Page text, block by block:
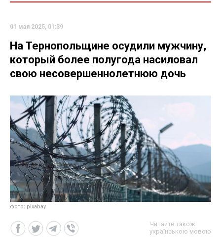
01 мая 2025, 01:39
На Тернопольщине осудили мужчину,
который более полугода насиловал
свою несовершеннолетнюю дочь
фото: pixabay
Читайте також
українською мовою